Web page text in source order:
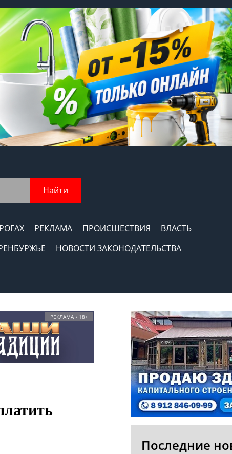
Найти
РЕКЛАМА ПРОИСШЕСТВИЯ
ВЛАСТЬ
НОВОСТИ ЗАКОНОДАТЕЛЬСТВА
РЕКЛАМА • 18+
Последние